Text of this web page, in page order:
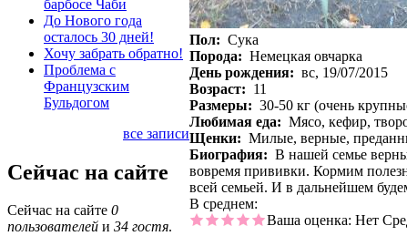
барбосе Чаби
До Нового года
осталось 30 дней!
Хочу забрать обратно!
Проблема с
Французским
Бульдогом
все записи
Сейчас на сайте
Сейчас на сайте 0
пользователей и 34 гостя.
Пол: Сука
Порода: Немецкая овчарка
День рождения: вс, 19/07/2015
Возраст: 11
Размеры: 30-50 кг (очень
Любимая еда: Мясо, кефир,
Щенки: Милые, верные,
Биография: В нашей семье
вовремя прививки. Кормим
всей семьей. И в дальнейшем
В среднем:
Ваша оценка: Нет